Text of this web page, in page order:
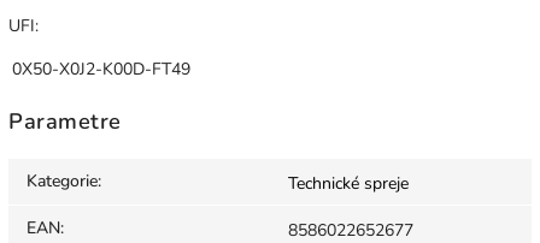
UFI:
0X50-X0J2-K00D-FT49
Parametre
Kategorie:
Technické spreje
EAN:
8586022652677